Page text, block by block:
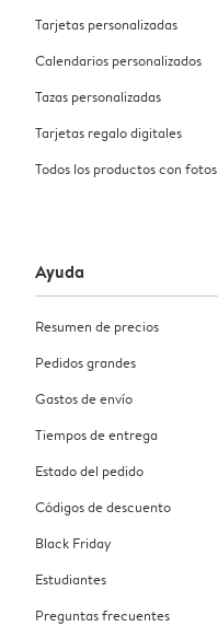
Tarjetas personalizadas
Calendarios personalizados
Tazas personalizadas
Tarjetas regalo digitales
Todos los productos con fotos
Ayuda
Resumen de precios
Pedidos grandes
Gastos de envío
Tiempos de entrega
Estado del pedido
Códigos de descuento
Black Friday
Estudiantes
Preguntas frecuentes